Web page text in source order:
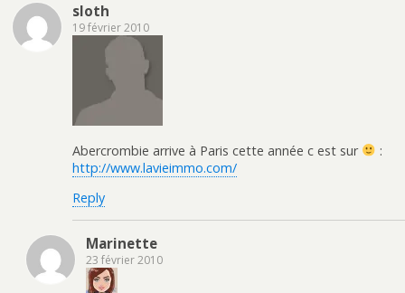
sloth
19 février 2010
Abercrombie arrive à Paris cette année c est sur
:
http://www.lavieimmo.com/
Reply
Marinette
23 février 2010